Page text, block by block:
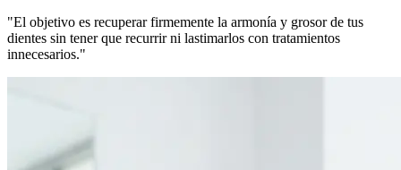
"El objetivo es recuperar firmemente la armonía y grosor de tus
dientes sin tener que recurrir ni lastimarlos con tratamientos
innecesarios."